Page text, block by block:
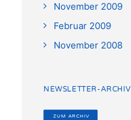
November 2009
Februar 2009
November 2008
NEWSLETTER-ARCHIV
ZUM ARCHIV